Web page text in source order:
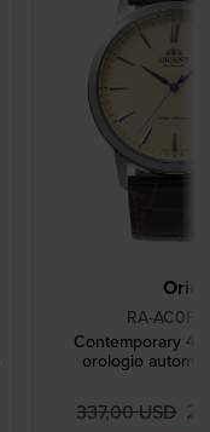
RA-
Contemporary 42
orologio
337,00 USD